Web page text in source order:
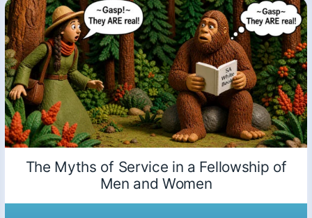
The Myths of Service in a Fellowship of
Men and Women